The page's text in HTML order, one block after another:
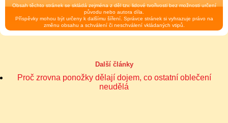
Obsah těchto stránek se skládá zejména z děl tzv. lidové tvořivosti bez možnosti určení
původu nebo autora díla.
Příspěvky mohou být určeny k dalšímu šíření. Správce stránek si vyhrazuje právo na
změnu obsahu a schválení či neschválení vkládaných vtipů.
Další články
Proč zrovna ponožky dělají dojem, co ostatní oblečení
neudělá